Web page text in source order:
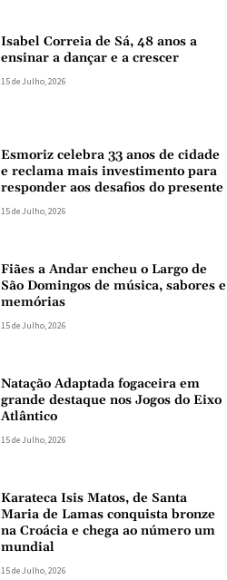
Isabel Correia de Sá, 48 anos a
ensinar a dançar e a crescer
15 de Julho, 2026
Esmoriz celebra 33 anos de cidade
e reclama mais investimento para
responder aos desafios do presente
15 de Julho, 2026
Fiães a Andar encheu o Largo de
São Domingos de música, sabores e
memórias
15 de Julho, 2026
Natação Adaptada fogaceira em
grande destaque nos Jogos do Eixo
Atlântico
15 de Julho, 2026
Karateca Isis Matos, de Santa
Maria de Lamas conquista bronze
na Croácia e chega ao número um
mundial
15 de Julho, 2026